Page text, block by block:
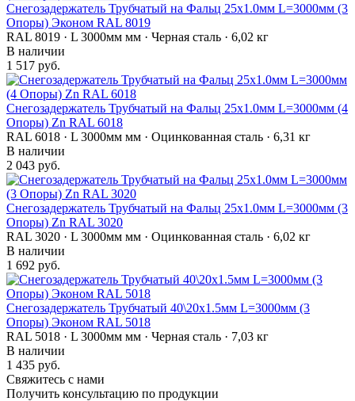
Снегозадержатель Трубчатый на Фальц 25х1.0мм L=3000мм (3
Опоры) Эконом RAL 8019
RAL 8019 · L 3000мм мм · Черная сталь · 6,02 кг
В наличии
1 517 руб.
Снегозадержатель Трубчатый на Фальц 25х1.0мм L=3000мм (4
Опоры) Zn RAL 6018
RAL 6018 · L 3000мм мм · Оцинкованная сталь · 6,31 кг
В наличии
2 043 руб.
Снегозадержатель Трубчатый на Фальц 25х1.0мм L=3000мм (3
Опоры) Zn RAL 3020
RAL 3020 · L 3000мм мм · Оцинкованная сталь · 6,02 кг
В наличии
1 692 руб.
Снегозадержатель Трубчатый 40\20х1.5мм L=3000мм (3
Опоры) Эконом RAL 5018
RAL 5018 · L 3000мм мм · Черная сталь · 7,03 кг
В наличии
1 435 руб.
Свяжитесь с нами
Получить консультацию по продукции